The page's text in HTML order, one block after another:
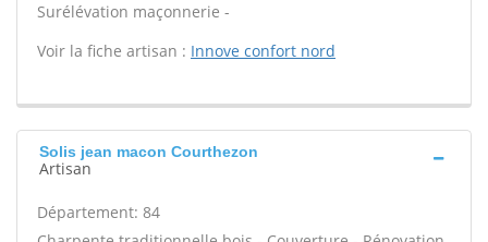
Surélévation maçonnerie -
Voir la fiche artisan : Innove confort nord
Solis jean macon Courthezon
Artisan
Département: 84